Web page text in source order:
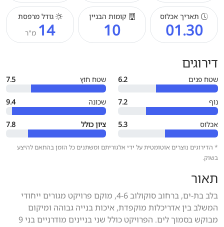
תאריך אכלוס
01.30
קומות הבניין
10
גודל מרפסת
14 מ"ר
דירוגים
שטח פנים 6.2 שטח חוץ 7.5
נוף 7.2 שכונה 9.4
אכלוס 5.3 ציון כולל 7.8
* הדירוגים נוצרים אוטומטית על ידי אלגוריתם ומשתנים כל הזמן בהתאם להיצע
בשוק.
תאור
בלב בת-ים, ברחוב סוקולוב 4-6, מוקם פרויקט מגורים ייחודי
המשלב בין אדריכלות מוקפדת, איכות בנייה גבוהה ומיקום
מבוקש בסמוך לים. הפרויקט כולל שני בניינים מודרניים בני 9